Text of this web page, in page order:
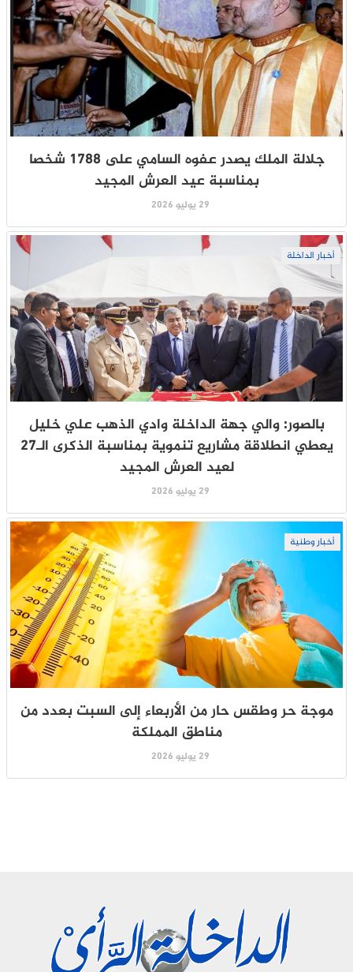
جلالة الملك يصدر عفوه السامي على 1788 شخصا
بمناسبة عيد العرش المجيد
29 يوليو 2026
أخبار الداخلة
بالصور: والي جهة الداخلة وادي الذهب علي خليل
يعطي انطلاقة مشاريع تنموية بمناسبة الذكرى الـ27
لعيد العرش المجيد
29 يوليو 2026
أخبار وطنية
موجة حر وطقس حار من الأربعاء إلى السبت بعدد من
مناطق المملكة
29 يوليو 2026